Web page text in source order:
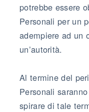
potrebbe essere
Personali per un
adempiere ad un
un’autorità.
Al termine del
Personali
spirare di tale